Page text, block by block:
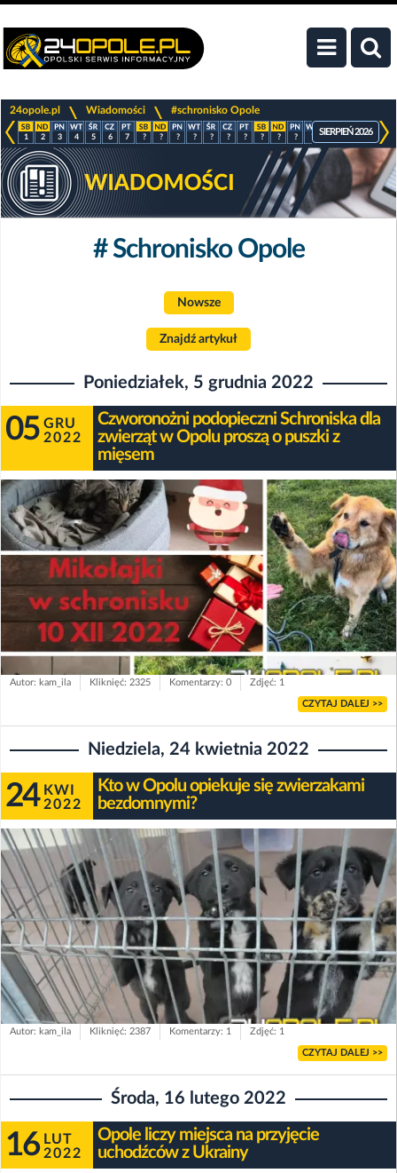
24opole.pl Wiadomości #schronisko Opole
1 2 3 4 5 6 7 ? ? ? ? ? ? ? ? ? ? ? ? ? ?
SIERPIEŃ 2026
# Schronisko Opole
Nowsze
Znajdź artykuł
Poniedziałek, 5 grudnia 2022
05 GRU
2022
Czworonożni podopieczni Schroniska dla
zwierząt w Opolu proszą o puszki z
mięsem
Autor: kam_ila Kliknięć: 2325 Komentarzy: 0 Zdjęć: 1
CZYTAJ DALEJ >>
Niedziela, 24 kwietnia 2022
24 KWI
2022
Kto w Opolu opiekuje się zwierzakami
bezdomnymi?
Autor: kam_ila Kliknięć: 2387 Komentarzy: 1 Zdjęć: 1
CZYTAJ DALEJ >>
Środa, 16 lutego 2022
16 LUT
2022
Opole liczy miejsca na przyjęcie
uchodźców z Ukrainy